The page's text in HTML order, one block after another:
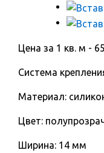
Цена за 1 кв. м - 65
Система
Материал:
Цвет:
Ширина: 14 мм